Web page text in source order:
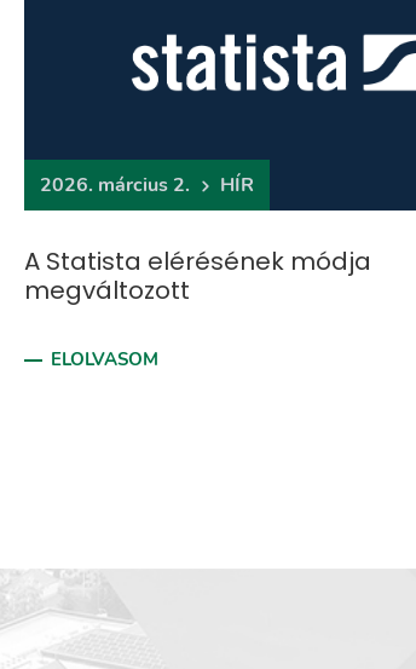
2026. március 2. HÍR
A Statista elérésének módja
megváltozott
ELOLVASOM